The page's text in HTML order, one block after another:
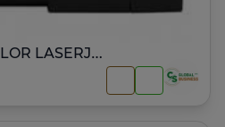
IMPRIMANTE HP COLOR LASERJET PRO 400 M451ndw